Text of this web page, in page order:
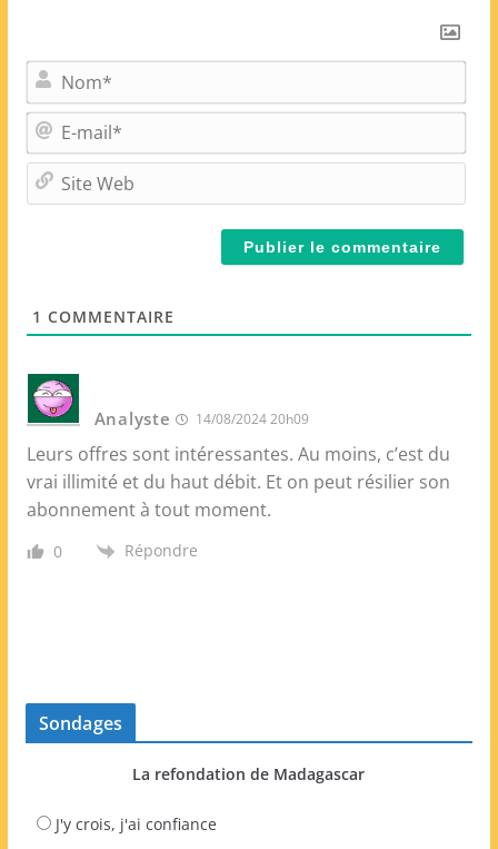
N
o
m
*
E
-
m
i
1 COMMENTAIRE
Analyste 14/08/2024 20h09
Leurs offres sont intéressantes. Au moins, c’est du
vrai illimité et du haut débit. Et on peut résilier son
abonnement à tout moment.
0 Répondre
Sondages
La refondation de Madagascar
J'y crois, j'ai confiance